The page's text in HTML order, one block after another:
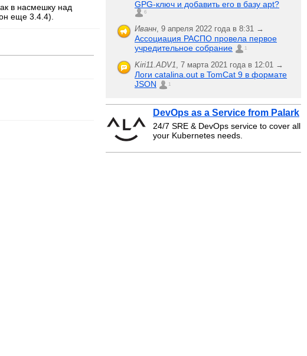
в насмешку над
еще 3.4.4).
GPG-ключ и добавить его в базу apt?
6
Иванн, 9 апреля 2022 года в 8:31 →
Ассоциация РАСПО провела первое
учредительное собрание
1
Kiri11.ADV1, 7 марта 2021 года в 12:01 →
Логи catalina.out в TomCat 9 в формате
JSON
1
DevOps as a Service from Palark
24/7 SRE & DevOps service to cover all
your Kubernetes needs.